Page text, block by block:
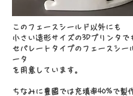
このフェースシールド以外にも
小さい造形サイズの3Dプリンタで
セパレートタイプのフェースシー
ータ
を用意しています。
ちなみに豊國では充填率40%で製